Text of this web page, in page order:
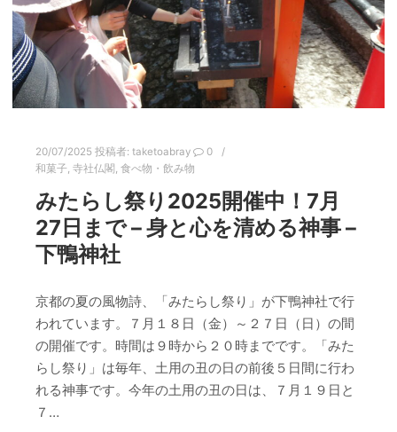
20/07/2025 投稿者: taketoabray
0
和菓子, 寺社仏閣 , 食べ物・飲み物
みたらし祭り2025開催中！7月
27日まで – 身と心を清める神事 –
下鴨神社
京都の夏の風物詩、「みたらし祭り」が下鴨神社で行
われています。７月１８日（金）～２７日（日）の間
の開催です。時間は９時から２０時までです。「みた
らし祭り」は毎年、土用の丑の日の前後５日間に行わ
れる神事です。今年の土用の丑の日は、７月１９日と
７…